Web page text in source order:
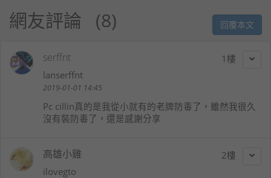
網友評論 8 回覆本文
1
serffnt
lanserffnt
2019-01-01 14:45
Pc cillin真的是我從小就有的老牌防毒了，雖然我很久
沒有裝防毒了，還是感謝分享
2
高雄小雞
ilovegto